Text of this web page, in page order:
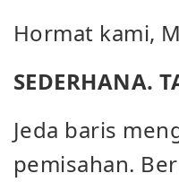
Hormat kami,
SEDERHANA.
Jeda baris
pemisahan.